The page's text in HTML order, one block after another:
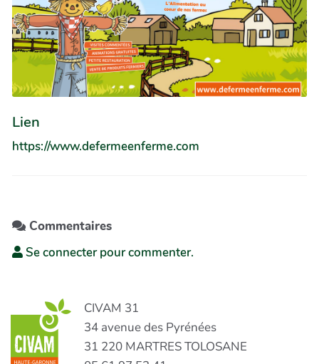
Lien
https://www.defermeenferme.com
Commentaires
Se connecter pour commenter.
CIVAM 31
34 avenue des Pyrénées
31 220 MARTRES TOLOSANE